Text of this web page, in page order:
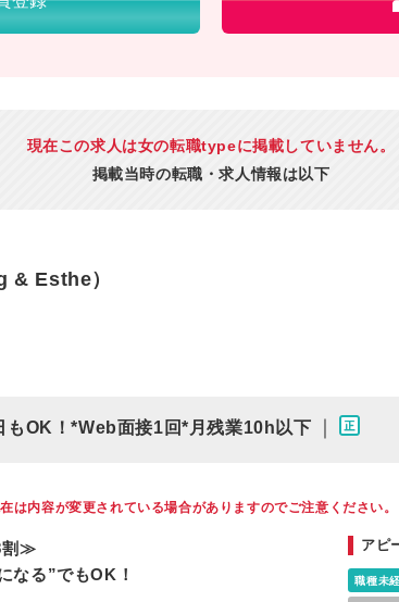
現在この求人は女の転職typeに掲載していません。
掲載当時の転職・求人情報は以下
& Esthe）
もOK！*Web面接1回*月残業10h以下
内容が変更されている場合がありますのでご注意ください。
割≫
なる”でもOK！
アピ
職種未